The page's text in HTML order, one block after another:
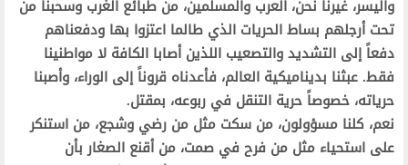
واليسر، غيرنا نحن، العرب والمسلمين، من طبائع الغرب وسحبنا من
تحت أرجلهم بساط الحريات الذي طالما اعتزوا بها ودفعناهم
دفعاً إلى التشديد والتصعيب اللذين أصابا الكافة لا مواطنينا
فقط. عبثنا بديناميكية العالم، فأعدناه قروناً إلى الوراء، وأصبنا
حرياته، خصوصاً حرية التنقل في ربوعه، بمقتل.
نعم، كلنا مسؤولون، من سكت مثل من رضي وشجع، من استنكر
على استحياء مثل من فرح في صمت، من أقنع الصغار بأن